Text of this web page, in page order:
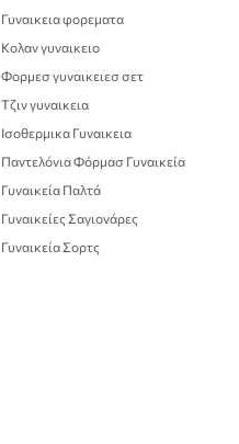
Γυναικεια φορεματα
Κολαν γυναικειο
Φορμεσ γυναικειεσ σετ
Τζιν γυναικεια
Ισοθερμικα Γυναικεια
Παντελόνια Φόρμασ Γυναικεία
Γυναικεία Παλτά
Γυναικείες Σαγιονάρες
Γυναικεία Σορτς